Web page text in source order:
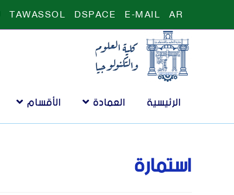
AR
E-MAIL
DSPACE
TAWASSOL
الرئيسية العمادة الأقسام
استمارة